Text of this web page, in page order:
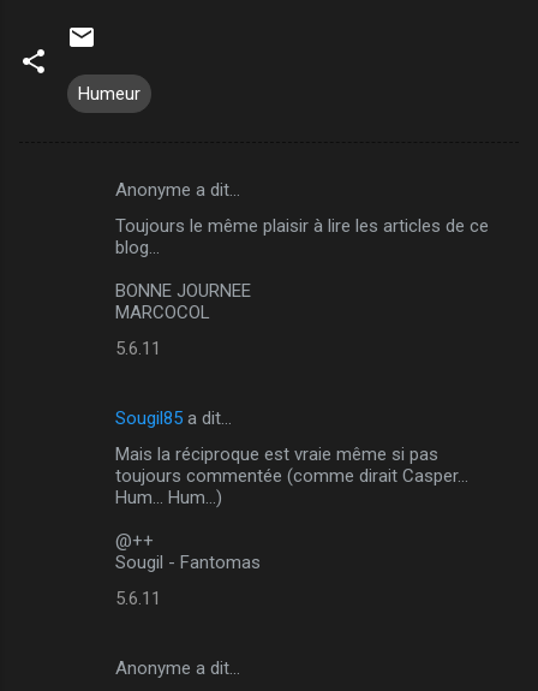
Humeur
Anonyme a dit…
Toujours le même plaisir à lire les articles de ce
blog...
BONNE JOURNEE
MARCOCOL
5.6.11
Sougil85 a dit…
Mais la réciproque est vraie même si pas
toujours commentée (comme dirait Casper...
Hum... Hum...)
@++
Sougil - Fantomas
5.6.11
Anonyme a dit…